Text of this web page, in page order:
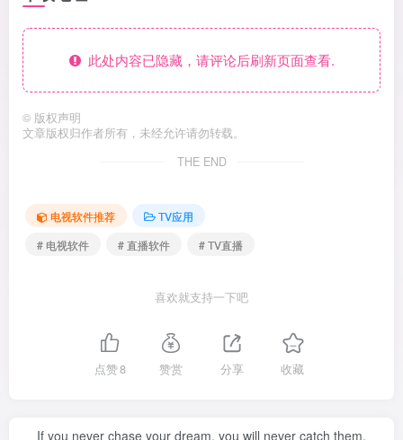
此处内容已隐藏，请评论后刷新页面查看.
© 版权声明
文章版权归作者所有，未经允许请勿转载。
THE END
电视软件推荐
TV应用
# 电视软件
# 直播软件 # TV直播
喜欢就支持一下吧
点赞8 赞赏 分享 收藏
If you never chase your dream, you will never catch them.